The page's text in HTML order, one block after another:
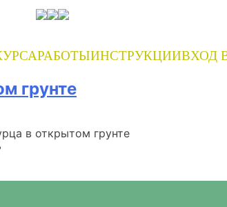
РАБОТЫИНСТРУКЦИИВХОД
грунте
в открытом грунте